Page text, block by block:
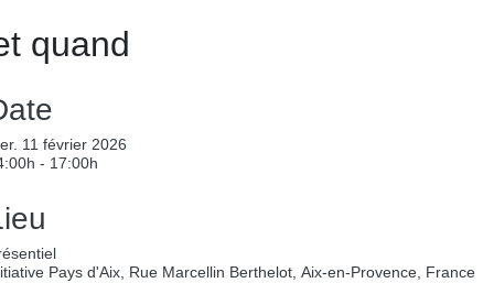
quand
11 février 2026
- 17:00h
Pays d'Aix, Rue Marcellin Berthelot, Aix-en-Provence, France